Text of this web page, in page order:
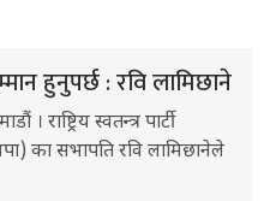
हुनुपर्छ : रवि लामिछाने
। राष्ट्रिय स्वतन्त्र पार्टी
का सभापति रवि लामिछानेले